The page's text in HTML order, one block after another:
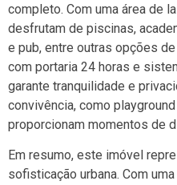
completo. Com uma área de
desfrutam de piscinas,
e pub, entre outras opções
com portaria 24 horas e
garante tranquilidade e
convivência, como
proporcionam momentos de
Em resumo, este imóvel
sofisticação urbana. Com